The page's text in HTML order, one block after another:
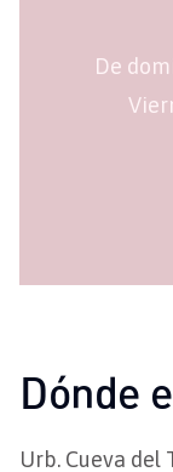
De
Dónde
Urb. Cueva del